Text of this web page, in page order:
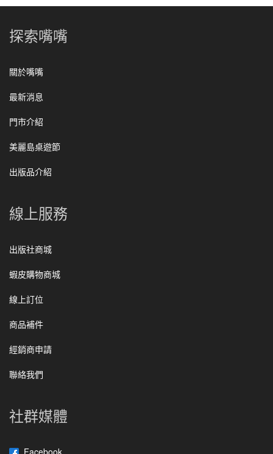
探索嘴嘴
關於嘴嘴
最新消息
門市介紹
美麗島桌遊節
出版品介紹
線上服務
出版社商城
蝦皮購物商城
線上訂位
商品補件
經銷商申請
聯絡我們
社群媒體